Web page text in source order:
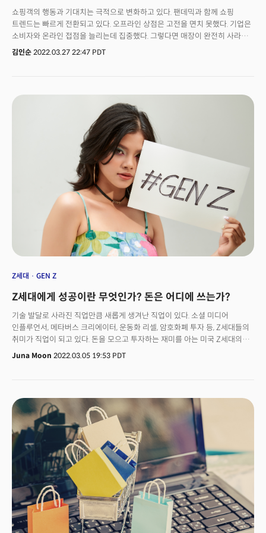
쇼핑객의 행동과 기대치는 극적으로 변화하고 있다. 팬데믹과 함께 쇼핑
트렌드는 빠르게 전환되고 있다. 오프라인 상점은 고전을 면치 못했다. 기업은
소비자와 온라인 접점을 늘리는데 집중했다. 그렇다면 매장이 완전히 사라질
것인가?맥킨지는 매장은 계속 존재하지만 그 역할은 진화한고 분석했다.
행태를 보였다. 팬데믹 이전에 온라인 쇼핑을 하지 않던 사람들은 이제
자연스럽게 전자상거래를 이용한다. 온라인으로 쇼핑하고 매장 앞에서 제품만
들고 오는 것도 익숙해졌다. 이런 행위를 경험한 사람들은 팬데믹 이후에도
이런 관행을 지속할 전망이다. 강력한 옴니채널 소비자가 됐다. 이들은
매장에서 쇼핑만 하는 사람들보다 70% 더 자주 구매한다. 또 34% 더
지출한다. 소비자는 편의성은 물론이고 교차 채널에서 연결 이상의 것을
원하고 있다. 유통업체가 매장과 온라인에서 훌륭한 고객 경험을 제공하려면
엔드 투 엔드(End to End) 제품 가용성과 가시성이 필요하다. 이를 위해 IT,
물류, 조달, 주문 처리 등 분야 인재가 필요하다. 유통사는 직원 이직률이 높은
현실에 맞춰 신규와 장기 직원을 효과적으로 교육해야 한다. 유통기업이
급변하는 소비 트렌드에서 살아 남기 위해 고려야 하는 점을 정리한다.
맥킨지는 매장의 미래를 다섯개의 '0'로 예측했다.
김인순 2022.03.27 22:47 PDT
Z세대 GEN Z
Z세대에게 성공이란 무엇인가? 돈은 어디에 쓰는가?
기술 발달로 사라진 직업만큼 새롭게 생겨난 직업이 있다. 소셜 미디어
인플루언서, 메타버스 크리에이터, 운동화 리셀, 암호화폐 투자 등, Z세대들의
취미가 직업이 되고 있다. 돈을 모으고 투자하는 재미를 아는 미국 Z세대의
소득이 3600억 달러(약 434조 7000억원), 3년 전 예상치의 두 배 이상이다.
필요가 있다. 과연 Z세대는 무엇에 돈을 소비하고 있을까? Z세대는 1990년대
중반에서 2000년대 초반에 태어난 젊은 세대로, 어릴 때부터 디지털
환경에서 자라 인터넷과 IT에 친숙한 '디지털 네이티브(디지털 원주민)'
특징을 지녔다. 블룸버그(Bloomberg)에 따르면 미국 730만명 Z세대의 약
25%는 로빈후드와 같은 모바일 앱을 통해 주식을 하며, 14%는 벌써 퇴직
계좌를 만들었다. 16세 이상 미국인 2000명 대상으로 실시한 5WPR 2021
소비자 문화 보고서에 따르면 응답자 62%가 온라인 쇼핑을 선호, 45%가
하루 최대 4시간동안 온라인 쇼핑을 한다고 밝혔다. 응답자 47%는 유튜브를
통해 구매 하고자 하는 제품을 사전 조사한다. 유튜브, 인스타그램, 스냅챗,
틱톡 순으로 인기가 있다. Z세대들은 인플루언서로부터 구매 영향을 받으며,
그들을 신뢰하는 출처로 여긴다는 특징이 있다. 또한 가치소비를 중요하게
여기는 Z세대의 45%는 기업을 보이콧 해본 경험이 있고, 36%는 사회적,
Juna Moon 2022.03.05 19:53 PDT